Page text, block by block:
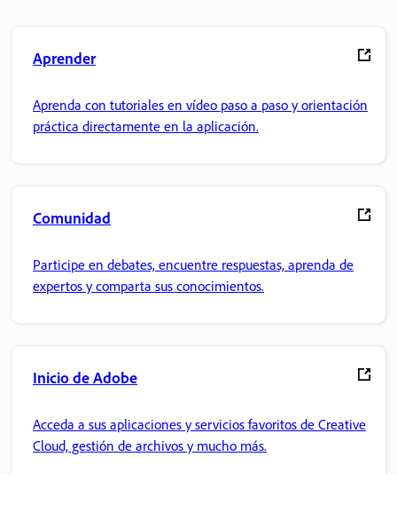
Aprender
Aprenda con tutoriales en vídeo paso a paso y orientación
práctica directamente en la aplicación.
Comunidad
Participe en debates, encuentre respuestas, aprenda de
expertos y comparta sus conocimientos.
Inicio de Adobe
Acceda a sus aplicaciones y servicios favoritos de Creative
Cloud, gestión de archivos y mucho más.